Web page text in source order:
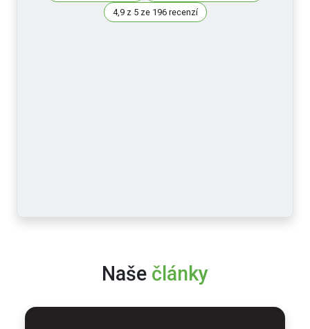
4,9 z 5 ze 196 recenzí
Naše články